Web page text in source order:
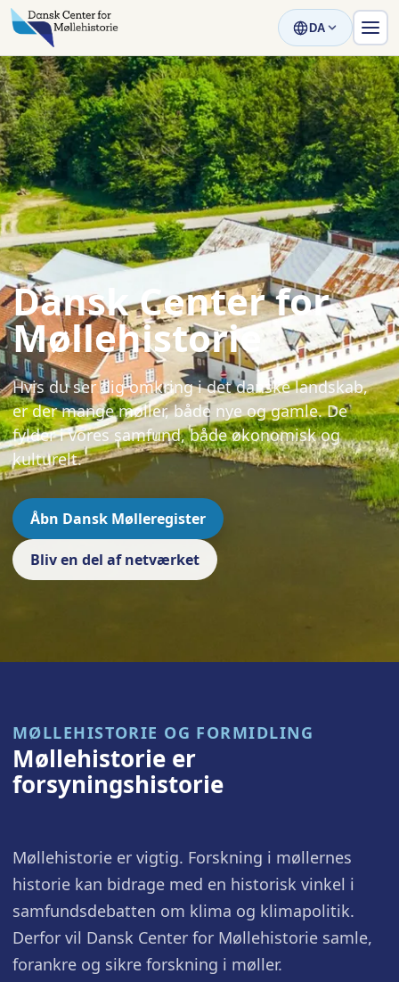
DA
Dansk Center for
Møllehistorie
Hvis du ser dig omkring i det danske landskab,
er der mange møller, både nye og gamle. De
fylder i vores samfund, både økonomisk og
kulturelt.
Åbn Dansk Mølleregister
Bliv en del af netværket
MØLLEHISTORIE OG FORMIDLING
Møllehistorie er
forsyningshistorie
Møllehistorie er vigtig. Forskning i møllernes
historie kan bidrage med en historisk vinkel i
samfundsdebatten om klima og klimapolitik.
Derfor vil Dansk Center for Møllehistorie samle,
forankre og sikre forskning i møller.